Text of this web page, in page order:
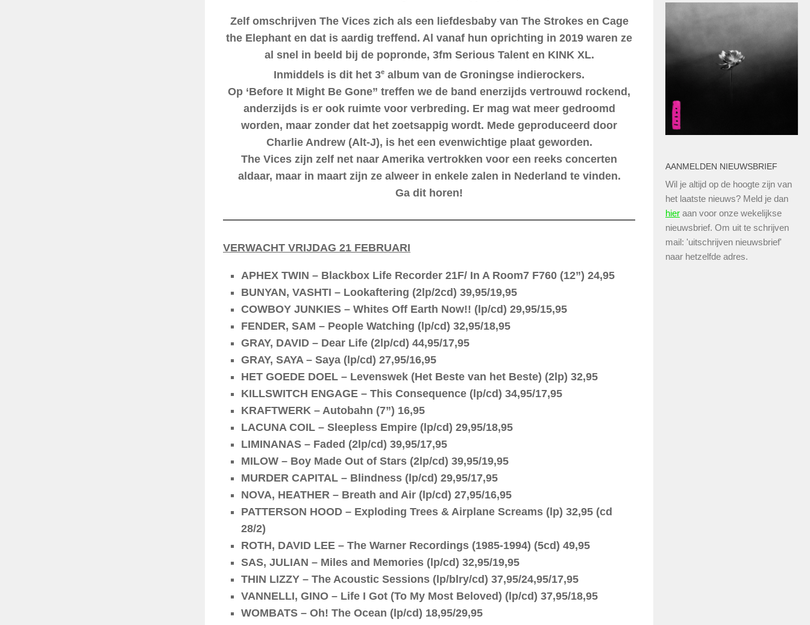
Zelf omschrijven The Vices zich als een liefdesbaby van The Strokes en Cage
the Elephant en dat is aardig treffend. Al vanaf hun oprichting in 2019 waren ze
al snel in beeld bij de popronde, 3fm Serious Talent en KINK XL.
Inmiddels is dit het 3e album van de Groningse indierockers.
Op ‘Before It Might Be Gone” treffen we de band enerzijds vertrouwd rockend,
anderzijds is er ook ruimte voor verbreding. Er mag wat meer gedroomd
worden, maar zonder dat het zoetsappig wordt. Mede geproduceerd door
Charlie Andrew (Alt-J), is het een evenwichtige plaat geworden.
The Vices zijn zelf net naar Amerika vertrokken voor een reeks concerten
aldaar, maar in maart zijn ze alweer in enkele zalen in Nederland te vinden.
Ga dit horen!
VERWACHT VRIJDAG 21 FEBRUARI
APHEX TWIN – Blackbox Life Recorder 21F/ In A Room7 F760 (12”) 24,95
BUNYAN, VASHTI – Lookaftering (2lp/2cd) 39,95/19,95
COWBOY JUNKIES – Whites Off Earth Now!! (lp/cd) 29,95/15,95
FENDER, SAM – People Watching (lp/cd) 32,95/18,95
GRAY, DAVID – Dear Life (2lp/cd) 44,95/17,95
GRAY, SAYA – Saya (lp/cd) 27,95/16,95
HET GOEDE DOEL – Levenswek (Het Beste van het Beste) (2lp) 32,95
KILLSWITCH ENGAGE – This Consequence (lp/cd) 34,95/17,95
KRAFTWERK – Autobahn (7”) 16,95
LACUNA COIL – Sleepless Empire (lp/cd) 29,95/18,95
LIMINANAS – Faded (2lp/cd) 39,95/17,95
MILOW – Boy Made Out of Stars (2lp/cd) 39,95/19,95
MURDER CAPITAL – Blindness (lp/cd) 29,95/17,95
NOVA, HEATHER – Breath and Air (lp/cd) 27,95/16,95
PATTERSON HOOD – Exploding Trees & Airplane Screams (lp) 32,95 (cd
28/2)
ROTH, DAVID LEE – The Warner Recordings (1985-1994) (5cd) 49,95
SAS, JULIAN – Miles and Memories (lp/cd) 32,95/19,95
THIN LIZZY – The Acoustic Sessions (lp/blry/cd) 37,95/24,95/17,95
VANNELLI, GINO – Life I Got (To My Most Beloved) (lp/cd) 37,95/18,95
WOMBATS – Oh! The Ocean (lp/cd) 18,95/29,95
AANMELDEN NIEUWSBRIEF
Wil je altijd op de hoogte zijn van
het laatste nieuws? Meld je dan
hier aan voor onze wekelijkse
nieuwsbrief. Om uit te schrijven
mail: 'uitschrijven nieuwsbrief'
naar hetzelfde adres.